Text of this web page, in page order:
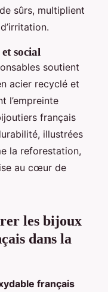
sûrs, multiplient
social
soutient
acier recyclé et
l’empreinte
français
illustrées
la reforestation,
au cœur de
les bijoux
dans la
français